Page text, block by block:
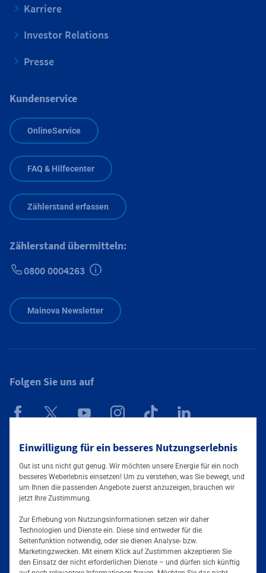
Einwilligung für ein besseres Nutzungserlebnis
Gut ist uns nicht gut genug. Wir möchten unsere Energie für ein noch
besseres Weberlebnis einsetzen! Um zu verstehen, was Sie bewegt, und
um Ihnen die passenden Angebote zuerst anzuzeigen, brauchen wir
jetzt Ihre Zustimmung.
Zur Erhebung von Nutzungsinformationen setzen wir daher
Technologien und Dienste ein. Diese sind entweder für die
Seitenfunktion notwendig, oder sie dienen Analyse- bzw.
Marketingzwecken. Mit einem Klick auf Zustimmen akzeptieren Sie
den Einsatz der nicht erforderlichen Dienste – und dürfen sich künftig
Karriere
Investor Relations
Presse
Kundenservice
OnlineService
FAQ & Hilfecenter
Zählerstand erfassen
Zählerstand übermitteln:
0800 0004263
Mainova Newsletter
Folgen Sie uns auf
Mainova App
Tarife & Angebote